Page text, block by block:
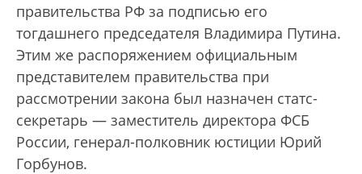
правительства РФ за подписью его
тогдашнего председателя Владимира Путина.
Этим же распоряжением официальным
представителем правительства при
рассмотрении закона был назначен статс-
секретарь — заместитель директора ФСБ
России, генерал-полковник юстиции Юрий
Горбунов.